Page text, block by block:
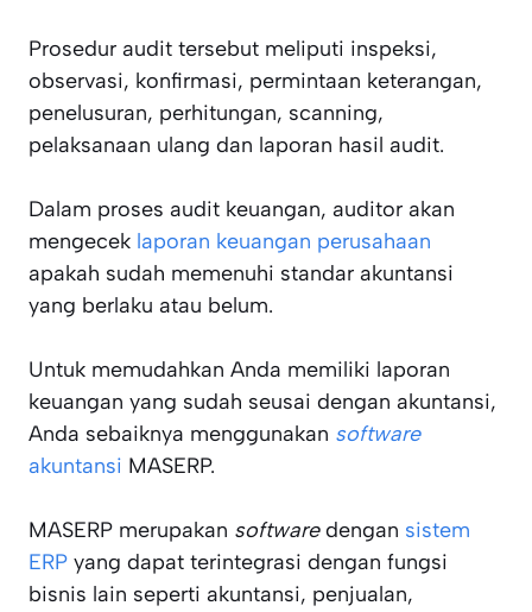
Prosedur audit tersebut meliputi inspeksi,
observasi, konfirmasi, permintaan keterangan,
penelusuran, perhitungan, scanning,
pelaksanaan ulang dan laporan hasil audit.
Dalam proses audit keuangan, auditor akan
mengecek laporan keuangan perusahaan
apakah sudah memenuhi standar akuntansi
yang berlaku atau belum.
Untuk memudahkan Anda memiliki laporan
keuangan yang sudah seusai dengan akuntansi,
Anda sebaiknya menggunakan software
akuntansi MASERP.
MASERP merupakan softwaredengan sistem
ERP yang dapat terintegrasi dengan fungsi
bisnis lain seperti akuntansi, penjualan,